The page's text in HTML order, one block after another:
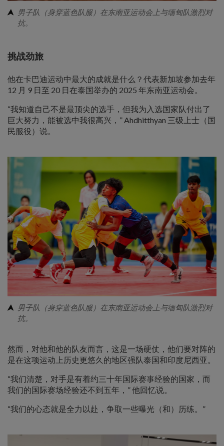
男子队（身穿蓝色队服）在东南亚运动会上与缅甸队激烈对
抗。
挑战劲旅
他在卡巴迪运动中最大的成就是什么？代表新加坡参加去年
12 月 9 日至 20 日在泰国举办的 2025 年东南亚运动会。
“我知道自己不是最顶尖的选手，但我为入选国家队付出了
巨大努力，能被选中我很高兴，” Ahdhitthyan 三级上士（国
民服役）说。
男子队（身穿蓝色队服）在东南亚运动会上与缅甸队激烈对
抗。
然而，对他和他的队友而言，这是一场硬仗，他们要对阵的
是在这项运动上历史更悠久的地区强队泰国和印度尼西亚。
“我们清楚，对手是有着约三十年国际赛事经验的国家，而
我们的国际赛场经验还不到五年，” 他回忆说。
“我们的心态就是全力以赴，争取一些曝光（和）历练。”